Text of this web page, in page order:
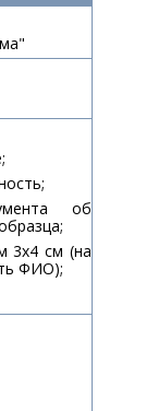
об
3х4 см (на
ФИО);